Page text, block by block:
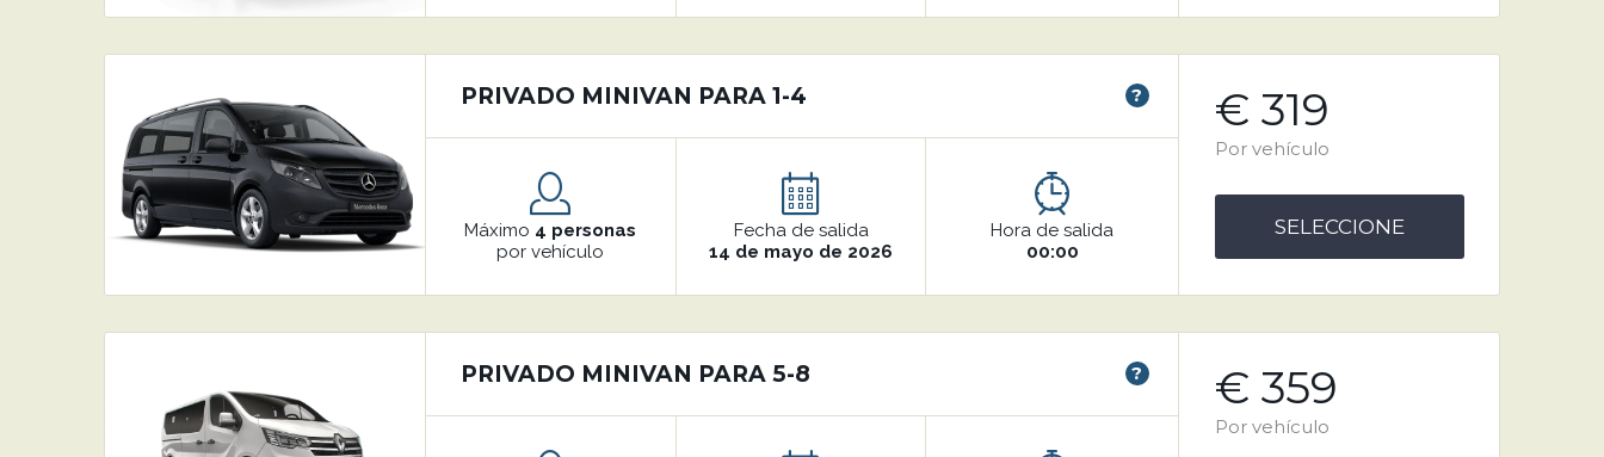
PRIVADO MINIVAN PARA 1-4 ?
Máximo 4 personas
por vehículo
Fecha de salida
14 de mayo de 2026
Hora de salida
00:00
€ 319
Por vehículo
SELECCIONE
PRIVADO MINIVAN PARA 5-8 ? € 359
Por vehículo